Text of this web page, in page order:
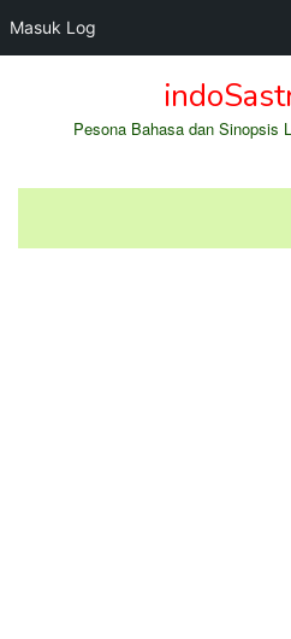
Masuk Log
Pesona Bahasa dan Sinopsis